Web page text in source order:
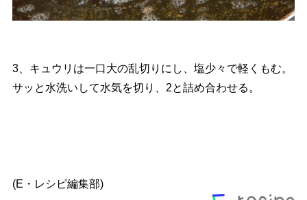
3、キュウリは一口大の乱切りにし、塩少々で軽くもむ。
サッと水洗いして水気を切り、2と詰め合わせる。
(E・レシピ編集部)